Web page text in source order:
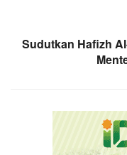
Sudutkan Hafizh